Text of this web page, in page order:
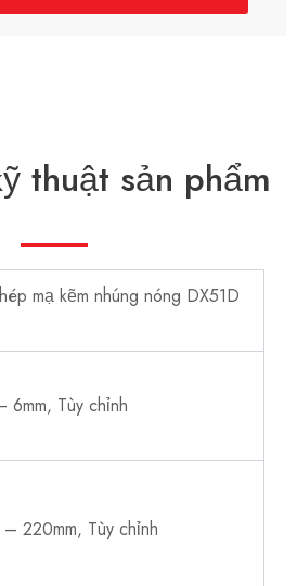
thuật sản phẩm
mạ kẽm nhúng nóng DX51D
6mm, Tùy chỉnh
– 220mm, Tùy chỉnh